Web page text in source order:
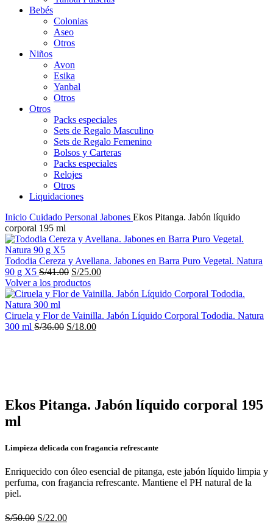
Bebés
Colonias
Aseo
Otros
Niños
Avon
Esika
Yanbal
Otros
Otros
Packs especiales
Sets de Regalo Masculino
Sets de Regalo Femenino
Bolsos y Carteras
Packs especiales
Relojes
Otros
Liquidaciones
Inicio Cuidado Personal Jabones Ekos Pitanga. Jabón líquido
corporal 195 ml
Tododia Cereza y Avellana. Jabones en Barra Puro Vegetal. Natura
90 g X5 S/41.00 El
precio
original
S/41.00.
S/25.00El
actual
S/25.00.
Volver a los productos
Ciruela y Flor de Vainilla. Jabón Líquido Corporal Tododia. Natura
300 ml S/36.00 El
S/18.00El
Ekos Pitanga. Jabón líquido corporal 195
ml
Limpieza delicada con fragancia refrescante
Enriquecido con óleo esencial de pitanga, este jabón líquido limpia y
perfuma, con fragancia refrescante. Mantiene el PH natural de la
piel.
S/50.00 El
S/22.00El